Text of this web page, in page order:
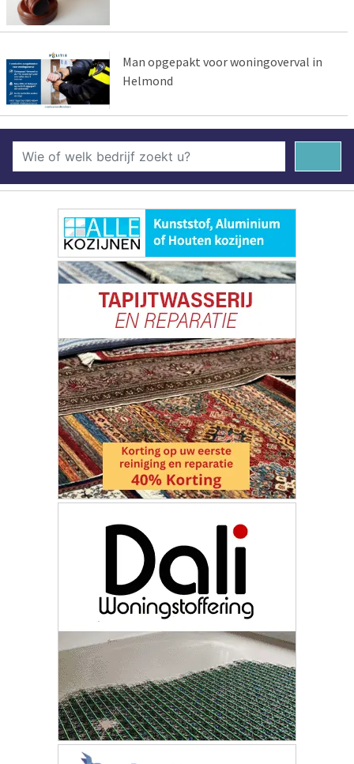
Man opgepakt voor woningoverval in
Helmond